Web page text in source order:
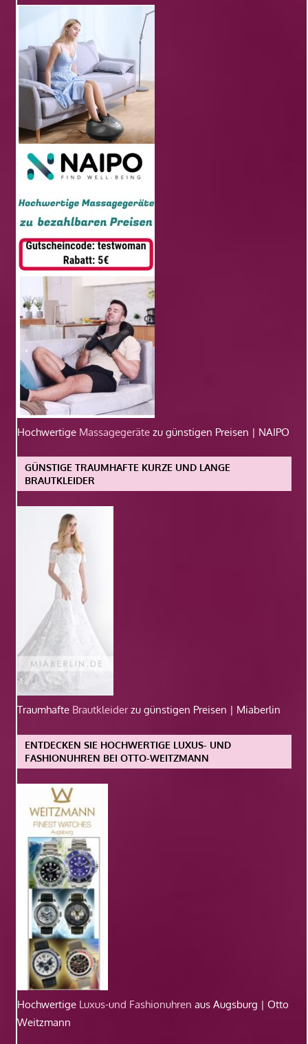
Hochwertige Massagegeräte zu günstigen Preisen | NAIPO
GÜNSTIGE TRAUMHAFTE KURZE UND LANGE
BRAUTKLEIDER
Traumhafte Brautkleiderzu günstigen Preisen | Miaberlin
ENTDECKEN SIE HOCHWERTIGE LUXUS- UND
FASHIONUHREN BEI OTTO-WEITZMANN
Hochwertige Luxus-und Fashionuhren aus Augsburg | Otto
Weitzmann